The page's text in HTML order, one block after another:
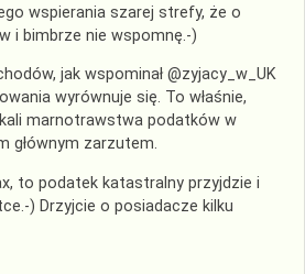
wspierania szarej strefy, że o
i bimbrze nie wspomnę.-)
jak wspominał @zyjacy_w_UK
wyrównuje się. To właśnie,
marnotrawstwa podatków w
głównym zarzutem.
to podatek katastralny przyjdzie i
) Drzyjcie o posiadacze kilku